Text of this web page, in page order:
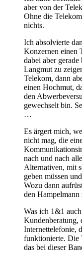
aber von der
Ohne die
nichts.
Ich absolvierte
Konzernen einen
dabei aber
Langmut zu
Telekom, dann
einen Hochmut,
den
gewechselt bin.
…
Es ärgert mich,
nicht mag, die
nach und nach
Alternativen, mit
geben müssen
Wozu dann
den
Was ich 1&1
Kundenberatung,
Internettelefonie,
funktionierte. Die
das bei dieser